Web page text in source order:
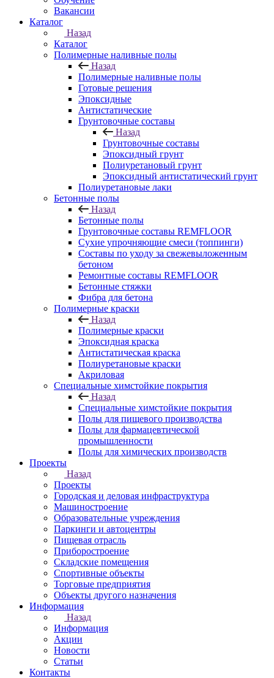
Вакансии
Каталог
Назад
Каталог
Полимерные наливные полы
Назад
Полимерные наливные полы
Готовые решения
Эпоксидные
Антистатические
Грунтовочные составы
Назад
Грунтовочные составы
Эпоксидный грунт
Полиуретановый грунт
Эпоксидный антистатический грунт
Полиуретановые лаки
Бетонные полы
Назад
Бетонные полы
Грунтовочные составы REMFLOOR
Сухие упрочняющие смеси (топпинги)
Составы по уходу за свежевыложенным
бетоном
Ремонтные составы REMFLOOR
Бетонные стяжки
Фибра для бетона
Полимерные краски
Назад
Полимерные краски
Эпоксидная краска
Антистатическая краска
Полиуретановые краски
Акриловая
Специальные химстойкие покрытия
Назад
Специальные химстойкие покрытия
Полы для пищевого производства
Полы для фармацевтической
промышленности
Полы для химических производств
Проекты
Назад
Проекты
Городская и деловая инфраструктура
Машиностроение
Образовательные учреждения
Паркинги и автоцентры
Пищевая отрасль
Приборостроение
Складские помещения
Спортивные объекты
Торговые предприятия
Объекты другого назначения
Информация
Назад
Информация
Акции
Новости
Статьи
Контакты